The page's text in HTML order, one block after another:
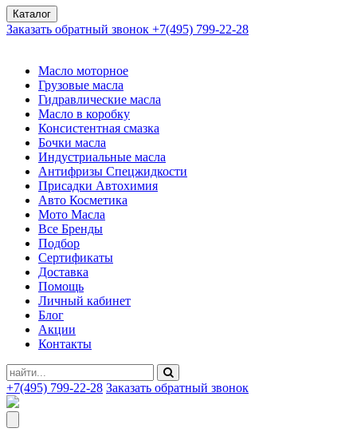
Каталог
Заказать обратный звонок +7(495) 799-22-28
Масло моторное
Грузовые масла
Гидравлические масла
Масло в коробку
Консистентная смазка
Бочки масла
Индустриальные масла
Антифризы Спецжидкости
Присадки Автохимия
Авто Косметика
Мото Масла
Все Бренды
Подбор
Сертификаты
Доставка
Помощь
Личный кабинет
Блог
Акции
Контакты
+7(495) 799-22-28 Заказать обратный звонок